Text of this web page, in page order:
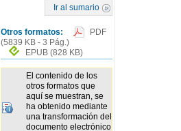
Ir al sumario
Otros formatos:
PDF
(5839 KB - 3 Pág.)
EPUB(828 KB)
El contenido de los
otros formatos que
aquí se muestran, se
ha obtenido mediante
una transformación del
documento electrónico